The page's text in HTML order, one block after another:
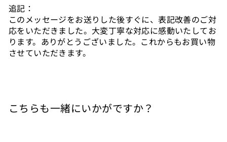
追記：
このメッセージをお送りした後すぐに、表記改善のご対
応をいただきました。大変丁寧な対応に感動いたしてお
ります。ありがとうございました。これからもお買い物
させていただきます。
こちらも一緒にいかがですか？